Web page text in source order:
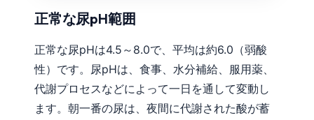
正常な尿pH範囲
正常な尿pHは4.5～8.0で、平均は約6.0（弱酸
性）です。尿pHは、食事、水分補給、服用薬、
代謝プロセスなどによって一日を通して変動し
ます。朝一番の尿は、夜間に代謝された酸が蓄